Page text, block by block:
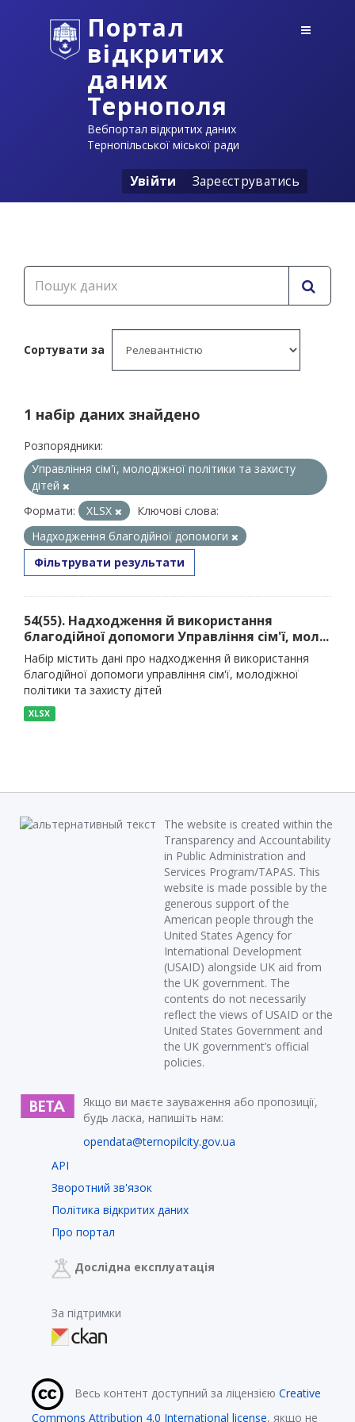
Портал
відкритих
даних
Тернополя
Вебпортал відкритих даних
Тернопільської міської ради
Увійти Зареєструватись
Сортувати за
1 набір даних знайдено
Розпорядники:
Управління сім'ї, молодіжної політики та захисту
дітей
Формати:
XLSX
Ключові слова:
Надходження благодійної допомоги
Фільтрувати результати
54(55). Надходження й використання
благодійної допомоги Управління сім'ї, мол...
Набір містить дані про надходження й використання
благодійної допомоги управління сім'ї, молодіжної
політики та захисту дітей
XLSX
The website is created within the
Transparency and Accountability
in Public Administration and
Services Program/TAPAS. This
website is made possible by the
generous support of the
American people through the
United States Agency for
International Development
(USAID) alongside UK aid from
the UK government. The
contents do not necessarily
reflect the views of USAID or the
United States Government and
the UK government’s official
policies.
Якщо ви маєте зауваження або пропозиції,
будь ласка, напишіть нам:
opendata@ternopilcity.gov.ua
API
Зворотний зв'язок
Політика відкритих даних
Про портал
Дослідна експлуатація
За підтримки
Весь контент доступний за ліцензією Creative
Commons Attribution 4.0 International license, якщо не